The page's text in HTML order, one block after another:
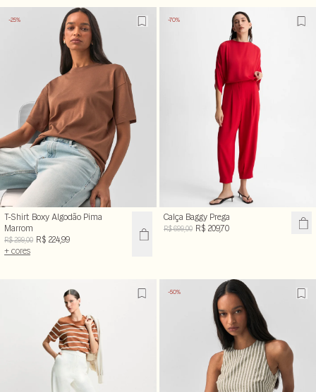
-25%
T-Shirt Boxy Algodão Pima
Marrom
R$ 299,00 R$ 224,99
+ cores
-70%
Calça Baggy Prega
R$ 699,00 R$ 209,70
-50%